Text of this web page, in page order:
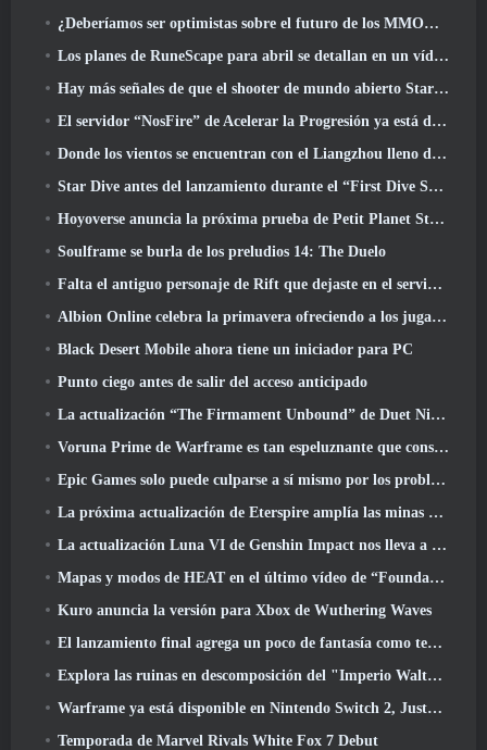
¿Deberíamos ser optimistas sobre el futuro de los MMORPG??
Los planes de RuneScape para abril se detallan en un vídeo para desarrolladores
Hay más señales de que el shooter de mundo abierto StarCraft podría ser algo real
El servidor “NosFire” de Acelerar la Progresión ya está disponible en NosTale
Donde los vientos se encuentran con el Liangzhou lleno de nieve ahora disponible con el lanzamiento de la versión 1.5
Star Dive antes del lanzamiento durante el “First Dive Show”
Hoyoverse anuncia la próxima prueba de Petit Planet Stardrift
Soulframe se burla de los preludios 14: The Duelo
Falta el antiguo personaje de Rift que dejaste en el servidor muerto? Gamigo tiene una solución para eso
Albion Online celebra la primavera ofreciendo a los jugadores una linda montura de conejito
Black Desert Mobile ahora tiene un iniciador para PC
Punto ciego antes de salir del acceso anticipado
La actualización “The Firmament Unbound” de Duet Night Abyss concluye la historia de Huaxu
Voruna Prime de Warframe es tan espeluznante que consiguió su propio tráiler de Red Band
Epic Games solo puede culparse a sí mismo por los problemas recientes
La próxima actualización de Eterspire amplía las minas enanas y ofrece una revisión completa del combate contra jefes
La actualización Luna VI de Genshin Impact nos lleva a ese lugar del que Mondstadt sigue hablando pero que nunca hemos visto
Mapas y modos de HEAT en el último vídeo de “Foundations”
Kuro anuncia la versión para Xbox de Wuthering Waves
El lanzamiento final agrega un poco de fantasía como temporada 10 Lanzamientos
Explora las ruinas en descomposición del "Imperio Walthen" en la próxima gran actualización de RAVEN2
Warframe ya está disponible en Nintendo Switch 2, Justo a tiempo para el lanzamiento de Shadowgrapher
Temporada de Marvel Rivals White Fox 7 Debut